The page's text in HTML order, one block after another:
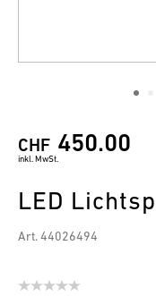
CHF 450.00
inkl. MwSt.
LED
Art. 44026494